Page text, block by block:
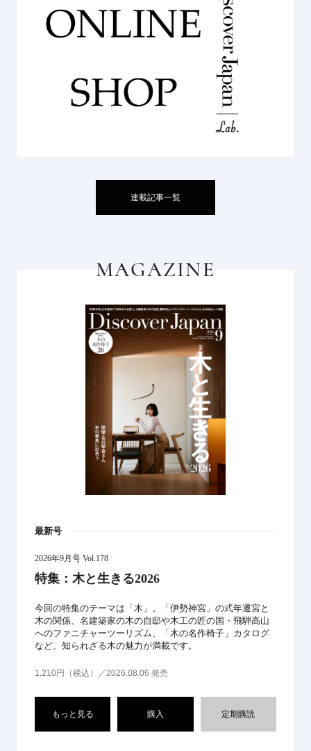
連載記事一覧
MAGAZINE
最新号
2026年9月号 Vol.178
特集：木と生きる2026
今回の特集のテーマは「木」。「伊勢神宮」の式年遷宮と
木の関係、名建築家の木の自邸や木工の匠の国・飛騨高山
へのファニチャーツーリズム、「木の名作椅子」カタログ
など、知られざる木の魅力が満載です。
1,210円（税込）／2026.08.06 発売
もっと見る 購入 定期購読